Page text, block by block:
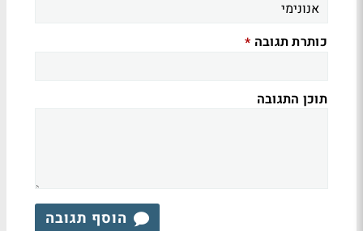
כותרת תגובה *
תוכן התגובה
הוסף תגובה